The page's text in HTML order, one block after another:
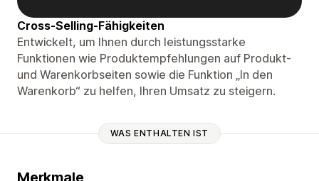
Cross-Selling-Fähigkeiten
Entwickelt, um Ihnen durch leistungsstarke
Funktionen wie Produktempfehlungen auf Produkt-
und Warenkorbseiten sowie die Funktion „In den
Warenkorb“ zu helfen, Ihren Umsatz zu steigern.
WAS ENTHALTEN IST
Merkmale